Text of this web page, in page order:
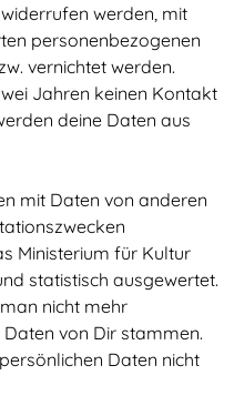
Talentscouting
werden, mit
personenbezogenen
vernichtet werden.
Jahren keinen Kontakt
deine Daten aus
mit Daten von anderen
Ministerium für Kultur
statistisch ausgewertet.
nicht mehr
von Dir stammen.
Daten nicht